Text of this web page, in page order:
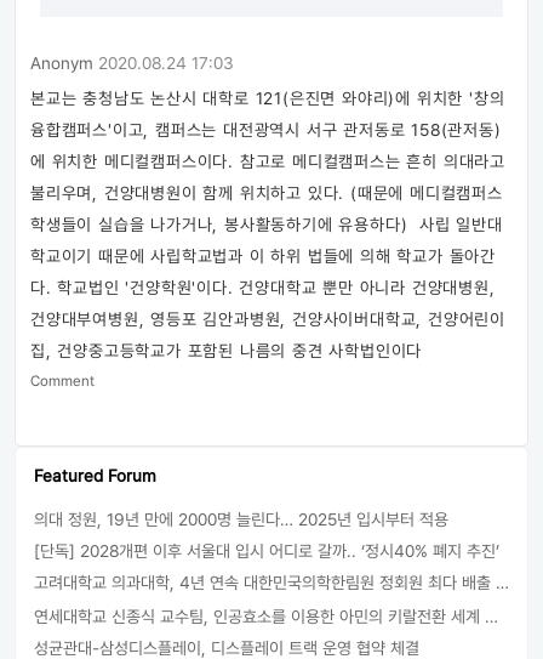
Anonym 2020.08.24 17:03
본교는 충청남도 논산시 대학로 121(은진면 와야리)에 위치한 '창의
융합캠퍼스'이고, 캠퍼스는 대전광역시 서구 관저동로 158(관저동)
에 위치한 메디컬캠퍼스이다. 참고로 메디컬캠퍼스는 흔히 의대라고
불리우며, 건양대병원이 함께 위치하고 있다. (때문에 메디컬캠퍼스
학생들이 실습을 나가거나, 봉사활동하기에 유용하다) ​ 사립 일반대
학교이기 때문에 사립학교법과 이 하위 법들에 의해 학교가 돌아간
다. 학교법인 '건양학원'이다. 건양대학교 뿐만 아니라 건양대병원,
건양대부여병원, 영등포 김안과병원, 건양사이버대학교, 건양어린이
집, 건양중고등학교가 포함된 나름의 중견 사학법인이다
Comment
Featured Forum
의대 정원, 19년 만에 2000명 늘린다… 2025년 입시부터 적용
[단독] 2028개편 이후 서울대 입시 어디로 갈까.. ‘정시40% 폐지 추진’
고려대학교 의과대학, 4년 연속 대한민국의학한림원 정회원 최다 배출 外
연세대학교 신종식 교수팀, 인공효소를 이용한 아민의 키랄전환 세계 최초로 성공
성균관대-삼성디스플레이, 디스플레이 트랙 운영 협약 체결